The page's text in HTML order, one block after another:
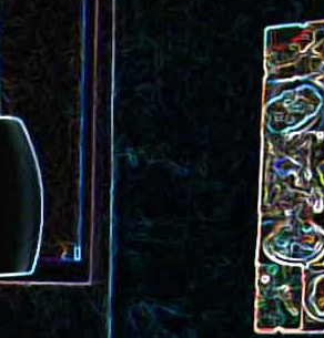
et aux Cookie géant aux pépites de
chocolat et au miel